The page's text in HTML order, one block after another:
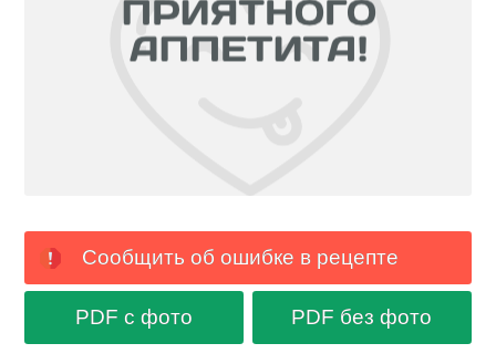
Сообщить об ошибке в рецепте
PDF с фото PDF без фото